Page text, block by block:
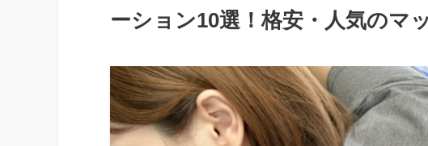
ーション10選！格安・人気のマ